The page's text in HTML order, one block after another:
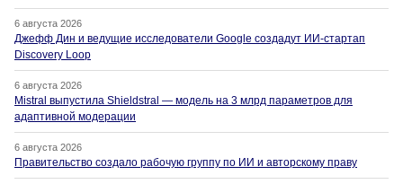
6 августа 2026
Джефф Дин и ведущие исследователи Google создадут ИИ-стартап
Discovery Loop
6 августа 2026
Mistral выпустила Shieldstral — модель на 3 млрд параметров для
адаптивной модерации
6 августа 2026
Правительство создало рабочую группу по ИИ и авторскому праву